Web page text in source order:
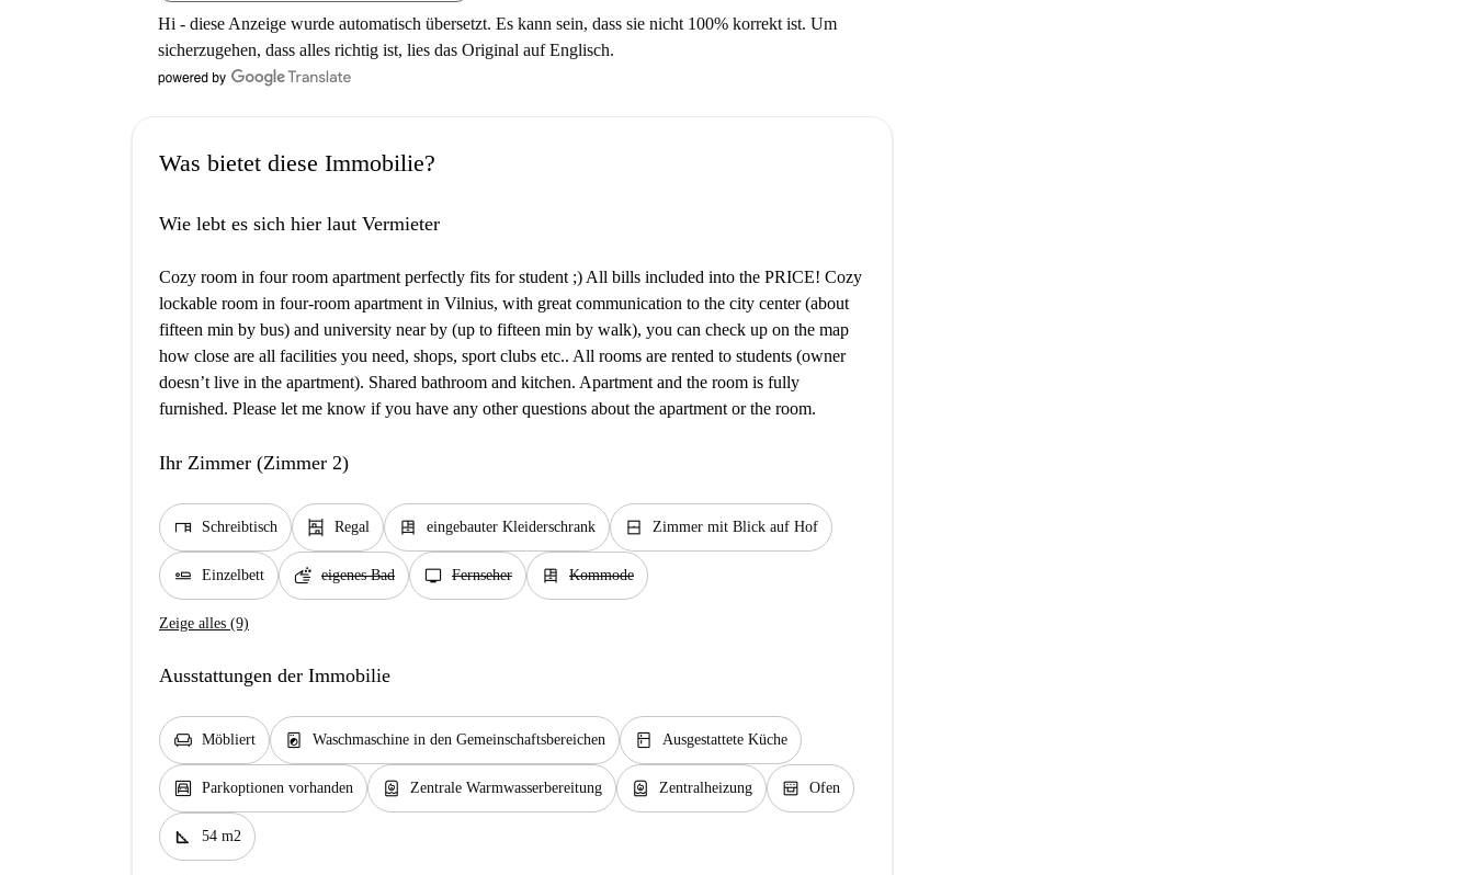
Hi - diese Anzeige wurde automatisch übersetzt. Es kann sein, dass sie nicht 100% korrekt ist. Um
sicherzugehen, dass alles richtig ist, lies das Original auf Englisch.
Was bietet diese Immobilie?
Wie lebt es sich hier laut Vermieter
Cozy room in four room apartment perfectly fits for student ;) All bills included into the PRICE! Cozy
lockable room in four-room apartment in Vilnius, with great communication to the city center (about
fifteen min by bus) and university near by (up to fifteen min by walk), you can check up on the map
how close are all facilities you need, shops, sport clubs etc.. All rooms are rented to students (owner
doesn’t live in the apartment). Shared bathroom and kitchen. Apartment and the room is fully
furnished. Please let me know if you have any other questions about the apartment or the room.
Ihr Zimmer (Zimmer 2)
desk Schreibtisch shelves Regal dresser eingebauter Kleiderschrank window_closed Zimmer mit Blick auf Hof
airline_seat_flat Einzelbett soap eigenes Bad tv Fernseher dresser Kommode
Zeige alles (9)
Ausstattungen der Immobilie
chair Möbliert local_laundry_service Waschmaschine in den Gemeinschaftsbereichen kitchen Ausgestattete Küche
garage Parkoptionen vorhanden water_heater Zentrale Warmwasserbereitung water_heater Zentralheizung oven_gen Ofen
square_foot 54 m2